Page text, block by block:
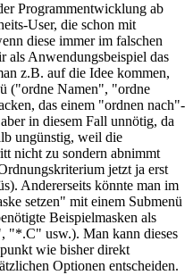
Programmentwicklung ab
User, die schon mit
diese immer im falschen
als Anwendungsbeispiel das
z.B. auf die Idee kommen,
("ordne Namen", "ordne
das einem "ordnen nach"-
in diesem Fall unnötig, da
ungünstig, weil die
nicht zu sondern abnimmt
jetzt ja erst
Andererseits könnte man im
setzen" mit einem Submenü
Beispielmasken als
"*.C" usw.). Man kann dieses
wie bisher direkt
Optionen entscheiden.